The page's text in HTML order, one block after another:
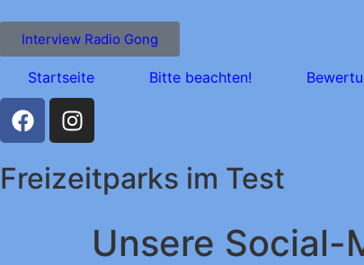
Interview Radio Gong
Startseite Bitte beachten!
Freizeitparks im Test
Unsere Social-